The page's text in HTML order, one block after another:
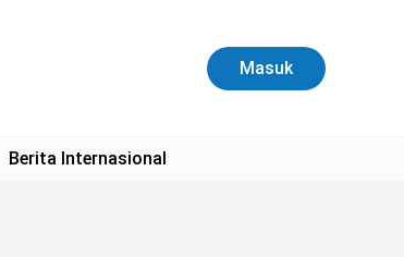
Masuk
Berita Internasional